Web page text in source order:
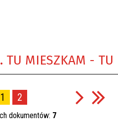
TU MIESZKAM - TU
1 2
dokumentów: 7